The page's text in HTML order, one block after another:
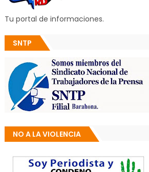
Tu portal de informaciones.
SNTP
NO A LA VIOLENCIA